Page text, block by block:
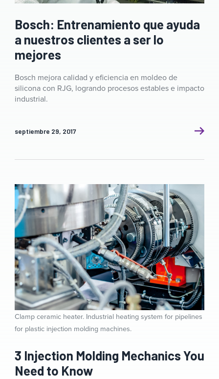
Bosch: Entrenamiento que ayuda
a nuestros clientes a ser lo
mejores
Bosch mejora calidad y eficiencia en moldeo de
silicona con RJG, logrando procesos estables e impacto
industrial.
septiembre 29, 2017
Clamp ceramic heater. Industrial heating system for pipelines
for plastic injection molding machines.
3 Injection Molding Mechanics You
Need to Know